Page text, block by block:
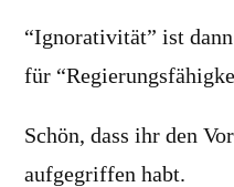
“Ignorativität” ist
für
Schön, dass ihr den
aufgegriffen habt.